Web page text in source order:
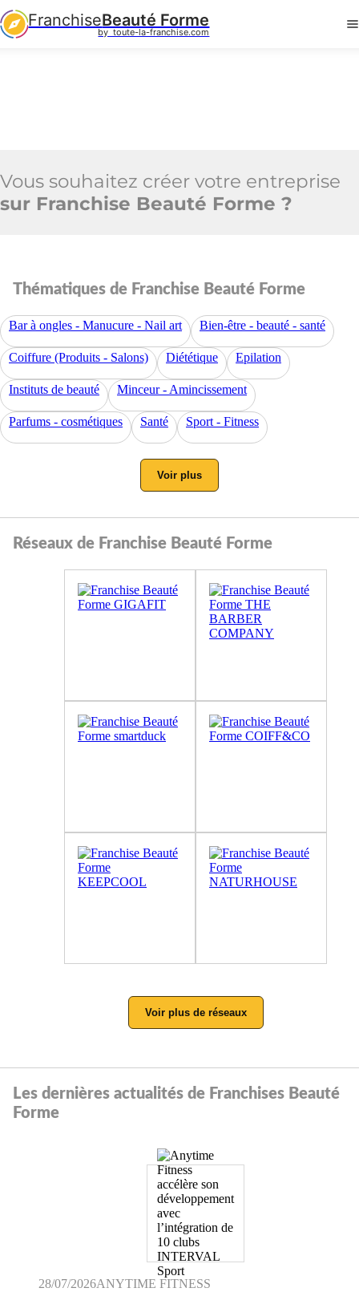
FranchiseBeauté Forme
by  toute-la-franchise.com
Vous souhaitez créer votre entreprise
sur Franchise Beauté Forme ?
Thématiques de Franchise Beauté Forme
Bar à ongles - Manucure - Nail art Bien-être - beauté - santé
Coiffure (Produits - Salons) Diététique Epilation
Instituts de beauté Minceur - Amincissement
Parfums - cosmétiques Santé Sport - Fitness
Voir plus
Réseaux de Franchise Beauté Forme
Voir plus de réseaux
Les dernières actualités de Franchises Beauté
Forme
28/07/2026ANYTIME FITNESS